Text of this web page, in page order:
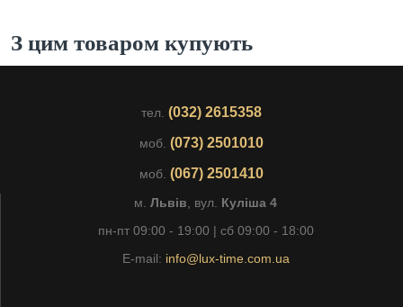
З цим товаром купують
тел. (032) 2615358
моб. (073) 2501010
моб. (067) 2501410
м. Львів , вул. Куліша 4
пн-пт 09:00 - 19:00 | сб 09:00 - 18:00
E-mail: info@lux-time.com.ua